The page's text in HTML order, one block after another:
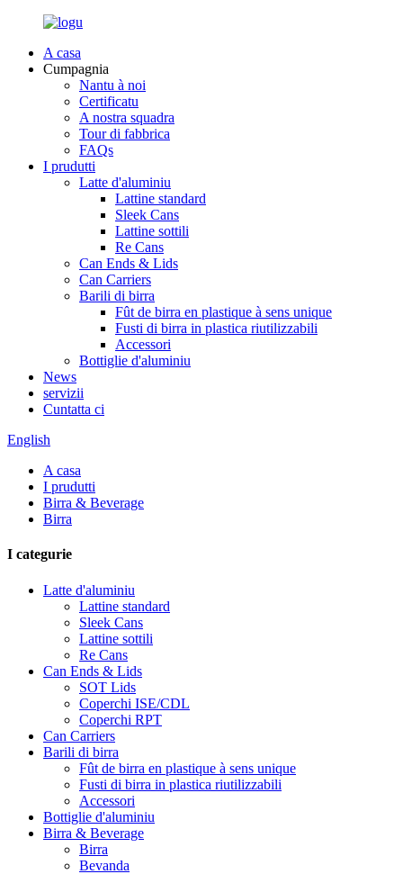
A casa
Cumpagnia
Nantu à noi
Certificatu
A nostra squadra
Tour di fabbrica
FAQs
I prudutti
Latte d'aluminiu
Lattine standard
Sleek Cans
Lattine sottili
Re Cans
Can Ends & Lids
Can Carriers
Barili di birra
Fût de birra en plastique à sens unique
Fusti di birra in plastica riutilizzabili
Accessori
Bottiglie d'aluminiu
News
servizii
Cuntatta ci
English
A casa
I prudutti
Birra & Beverage
Birra
I categurie
Latte d'aluminiu
Lattine standard
Sleek Cans
Lattine sottili
Re Cans
Can Ends & Lids
SOT Lids
Coperchi ISE/CDL
Coperchi RPT
Can Carriers
Barili di birra
Fût de birra en plastique à sens unique
Fusti di birra in plastica riutilizzabili
Accessori
Bottiglie d'aluminiu
Birra & Beverage
Birra
Bevanda